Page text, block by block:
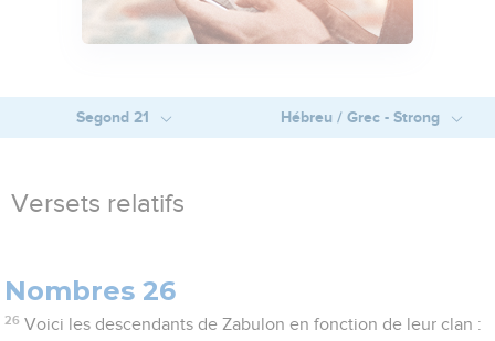
Segond 21 Hébreu / Grec - Strong
Versets relatifs
Nombres 26
26 Voici les descendants de Zabulon en fonction de leur clan :